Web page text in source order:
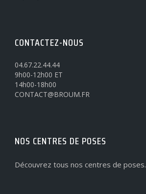
CONTACTEZ-NOUS
04.67.22.44.44
9h00-12h00 ET
14h00-18h00
CONTACT@BROUM.FR
NOS CENTRES DE POSES
Découvrez tous nos centres de poses.